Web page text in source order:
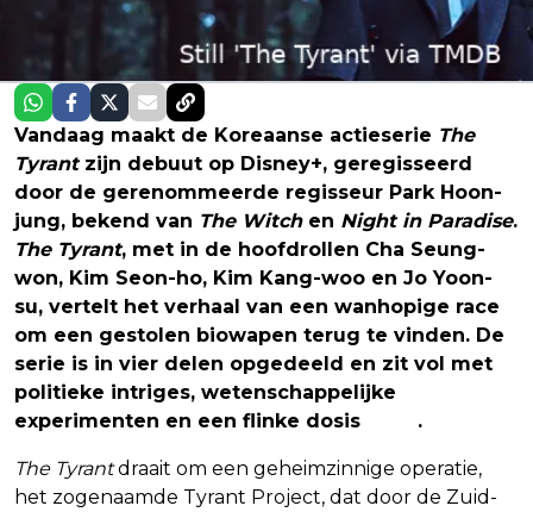
Vandaag maakt de Koreaanse actieserie The
Tyrantzijn debuut op Disney+, geregisseerd
door de gerenommeerde regisseur Park Hoon-
jung, bekend van The Witchen Night in Paradise.
The Tyrant, met in de hoofdrollen Cha Seung-
won, Kim Seon-ho, Kim Kang-woo en Jo Yoon-
su, vertelt het verhaal van een wanhopige race
om een gestolen biowapen terug te vinden. De
serie is in vier delen opgedeeld en zit vol met
politieke intriges, wetenschappelijke
experimenten en een flinke dosis
.
The Tyrantdraait om een geheimzinnige operatie,
het zogenaamde Tyrant Project, dat door de Zuid-